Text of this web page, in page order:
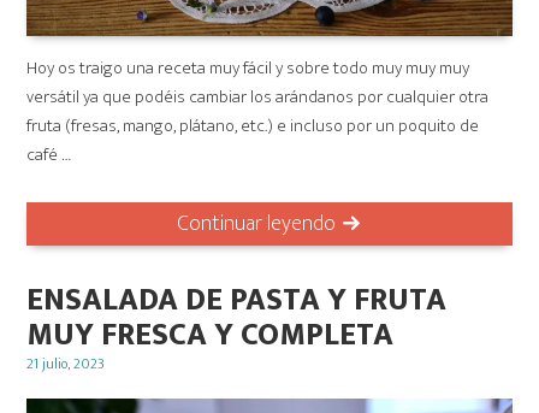
Hoy os traigo una receta muy fácil y sobre todo muy muy muy
versátil ya que podéis cambiar los arándanos por cualquier otra
fruta (fresas, mango, plátano, etc.) e incluso por un poquito de
café …
Continuar leyendo
ENSALADA DE PASTA Y FRUTA
MUY FRESCA Y COMPLETA
Posted
21 julio, 2023